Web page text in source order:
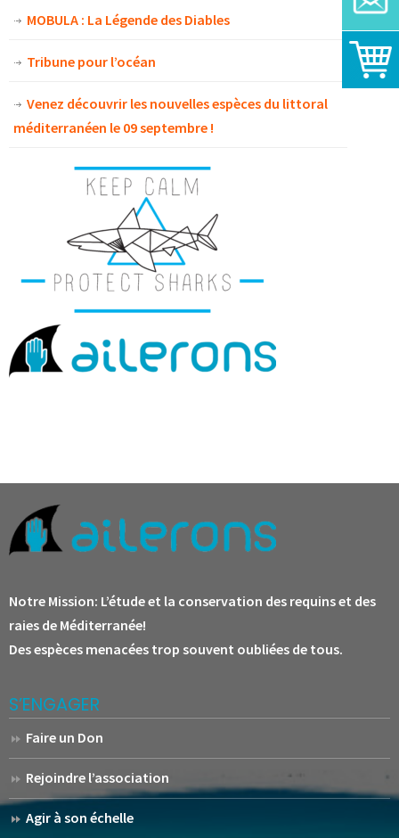
MOBULA : La Légende des Diables
Tribune pour l’océan
Venez découvrir les nouvelles espèces du littoral
méditerranéen le 09 septembre !
Notre Mission: L’étude et la conservation des requins et des
raies de Méditerranée!
Des espèces menacées trop souvent oubliées de tous.
S’ENGAGER
Faire un Don
Rejoindre l’association
Agir à son échelle